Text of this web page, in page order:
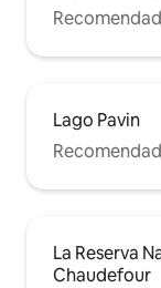
Lago Pavin
La Reserva
Chaudefour